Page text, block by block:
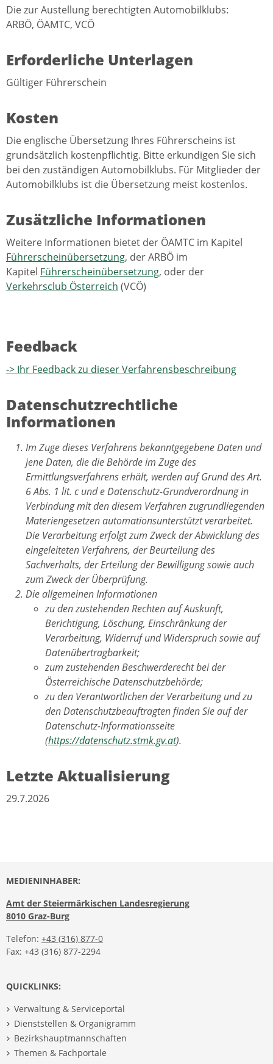
Die zur Austellung berechtigten Automobilklubs:
ARBÖ, ÖAMTC, VCÖ
Erforderliche Unterlagen
Gültiger Führerschein
Kosten
Die englische Übersetzung Ihres Führerscheins ist
grundsätzlich kostenpflichtig. Bitte erkundigen Sie sich
bei den zuständigen Automobilklubs. Für Mitglieder der
Automobilklubs ist die Übersetzung meist kostenlos.
Zusätzliche Informationen
Weitere Informationen bietet der ÖAMTC im Kapitel
Führerscheinübersetzung, der ARBÖ im
Kapitel Führerscheinübersetzung, oder der
Verkehrsclub Österreich (VCÖ)
Feedback
-> Ihr Feedback zu dieser Verfahrensbeschreibung
Datenschutzrechtliche
Informationen
Im Zuge dieses Verfahrens bekanntgegebene Daten und
jene Daten, die die Behörde im Zuge des
Ermittlungsverfahrens erhält, werden auf Grund des Art.
6 Abs. 1 lit. c und e Datenschutz-Grundverordnung in
Verbindung mit den diesem Verfahren zugrundliegenden
Materiengesetzen automationsunterstützt verarbeitet.
Die Verarbeitung erfolgt zum Zweck der Abwicklung des
eingeleiteten Verfahrens, der Beurteilung des
Sachverhalts, der Erteilung der Bewilligung sowie auch
zum Zweck der Überprüfung.
Die allgemeinen Informationen
zu den zustehenden Rechten auf Auskunft,
Berichtigung, Löschung, Einschränkung der
Verarbeitung, Widerruf und Widerspruch sowie auf
Datenübertragbarkeit;
zum zustehenden Beschwerderecht bei der
Österreichische Datenschutzbehörde;
zu den Verantwortlichen der Verarbeitung und zu
den Datenschutzbeauftragten finden Sie auf der
Datenschutz-Informationsseite
(https://datenschutz.stmk.gv.at).
Letzte Aktualisierung
29.7.2026
MEDIENINHABER:
Amt der Steiermärkischen Landesregierung
8010 Graz-Burg
Telefon: +43 (316) 877-0
Fax: +43 (316) 877-2294
QUICKLINKS:
Verwaltung & Serviceportal
Dienststellen & Organigramm
Bezirkshauptmannschaften
Themen & Fachportale